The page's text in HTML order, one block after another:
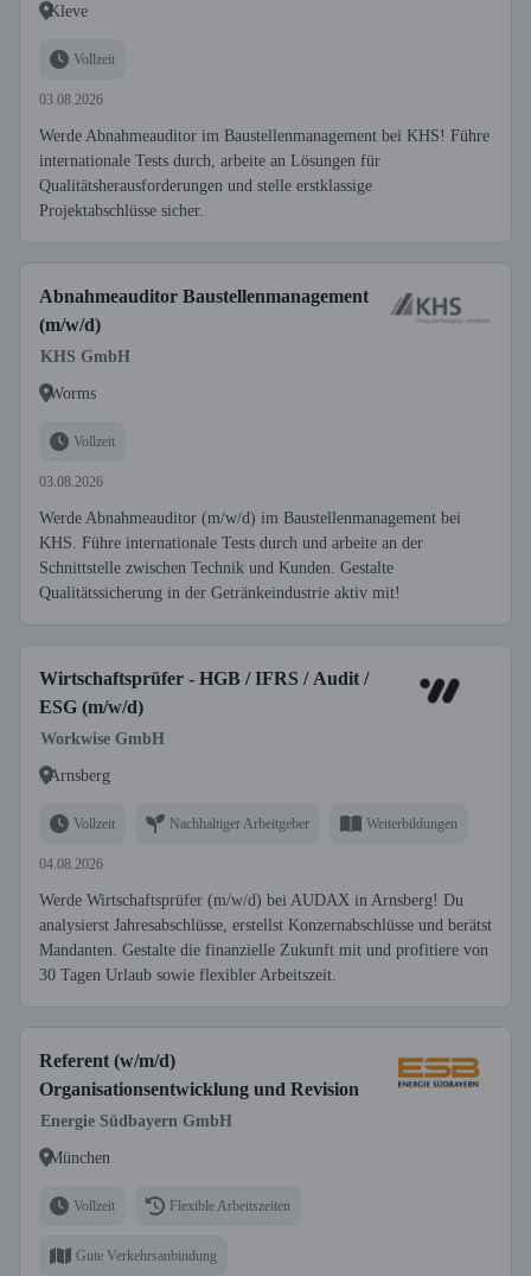
Kleve
Vollzeit
03.08.2026
Werde Abnahmeauditor im Baustellenmanagement bei KHS! Führe
internationale Tests durch, arbeite an Lösungen für
Qualitätsherausforderungen und stelle erstklassige
Projektabschlüsse sicher.
Abnahmeauditor Baustellenmanagement
(m/w/d)
KHS GmbH
Worms
Vollzeit
03.08.2026
Werde Abnahmeauditor (m/w/d) im Baustellenmanagement bei
KHS. Führe internationale Tests durch und arbeite an der
Schnittstelle zwischen Technik und Kunden. Gestalte
Qualitätssicherung in der Getränkeindustrie aktiv mit!
Wirtschaftsprüfer - HGB / IFRS / Audit /
ESG (m/w/d)
Workwise GmbH
Arnsberg
Vollzeit Nachhaltiger Arbeitgeber Weiterbildungen
04.08.2026
Werde Wirtschaftsprüfer (m/w/d) bei AUDAX in Arnsberg! Du
analysierst Jahresabschlüsse, erstellst Konzernabschlüsse und berätst
Mandanten. Gestalte die finanzielle Zukunft mit und profitiere von
30 Tagen Urlaub sowie flexibler Arbeitszeit.
Referent (w/m/d)
Organisationsentwicklung und Revision
Energie Südbayern GmbH
München
Vollzeit Flexible Arbeitszeiten
Gute Verkehrsanbindung